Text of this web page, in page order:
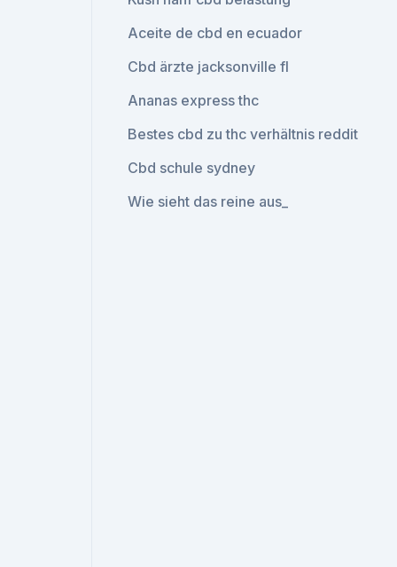
Aceite de cbd en ecuador
Cbd ärzte jacksonville fl
Ananas express thc
Bestes cbd zu thc verhältnis reddit
Cbd schule sydney
Wie sieht das reine aus_